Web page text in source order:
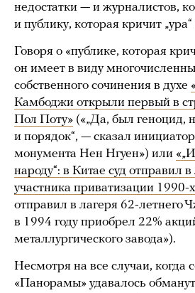
недостатки — и журналистов,
и публику, которая кричит
Говоря о «публике, которая
он имеет в виду
собственного сочинения в духе
Камбоджи открыли первый в
Пол Поту» («„Да, был геноцид,
и порядок“, — сказал
монумента Нен Нгуен») или
народу“: в Китае суд отправил
участника приватизации 1990-
отправил в лагеря 62-летнего
в 1994 году приобрел 22%
металлургического завода»).
Несмотря на все случаи, когда
«Панорамы» удавалось